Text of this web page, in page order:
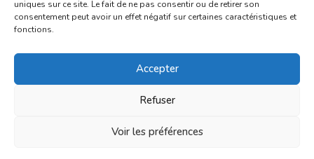
uniques sur ce site. Le fait de ne pas consentir ou de retirer son
consentement peut avoir un effet négatif sur certaines caractéristiques et
fonctions.
Accepter
Refuser
Voir les préférences
du 11 au 14 septembre :
République)
Le 14 septembre :pharmacie
Charignon-Dumas (La Fouillade)
du 14 au 18 septembre :